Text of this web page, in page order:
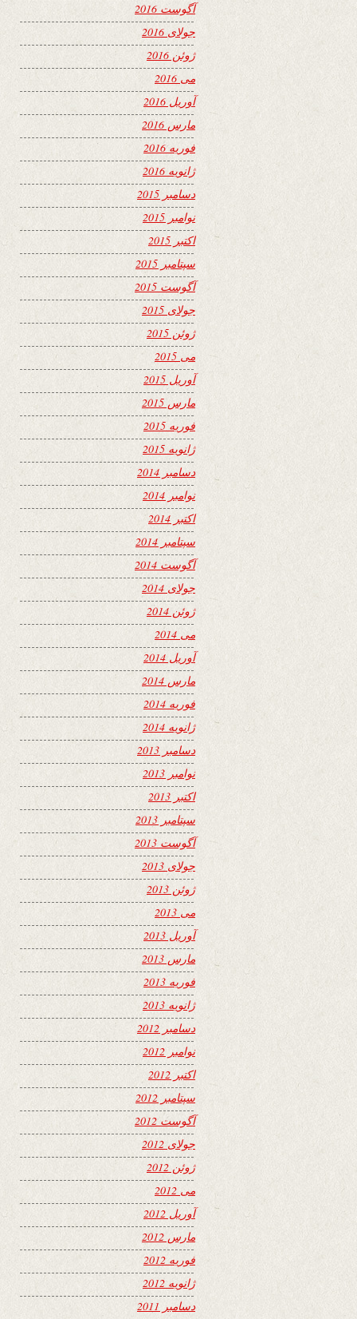
آگوست 2016
جولای 2016
ژوئن 2016
می 2016
آوریل 2016
مارس 2016
فوریه 2016
ژانویه 2016
دسامبر 2015
نوامبر 2015
اکتبر 2015
سپتامبر 2015
آگوست 2015
جولای 2015
ژوئن 2015
می 2015
آوریل 2015
مارس 2015
فوریه 2015
ژانویه 2015
دسامبر 2014
نوامبر 2014
اکتبر 2014
سپتامبر 2014
آگوست 2014
جولای 2014
ژوئن 2014
می 2014
آوریل 2014
مارس 2014
فوریه 2014
ژانویه 2014
دسامبر 2013
نوامبر 2013
اکتبر 2013
سپتامبر 2013
آگوست 2013
جولای 2013
ژوئن 2013
می 2013
آوریل 2013
مارس 2013
فوریه 2013
ژانویه 2013
دسامبر 2012
نوامبر 2012
اکتبر 2012
سپتامبر 2012
آگوست 2012
جولای 2012
ژوئن 2012
می 2012
آوریل 2012
مارس 2012
فوریه 2012
ژانویه 2012
دسامبر 2011